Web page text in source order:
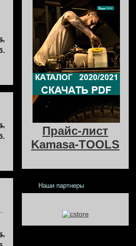
Прайс-лист
Kamasa-TOOLS
Наши партнеры